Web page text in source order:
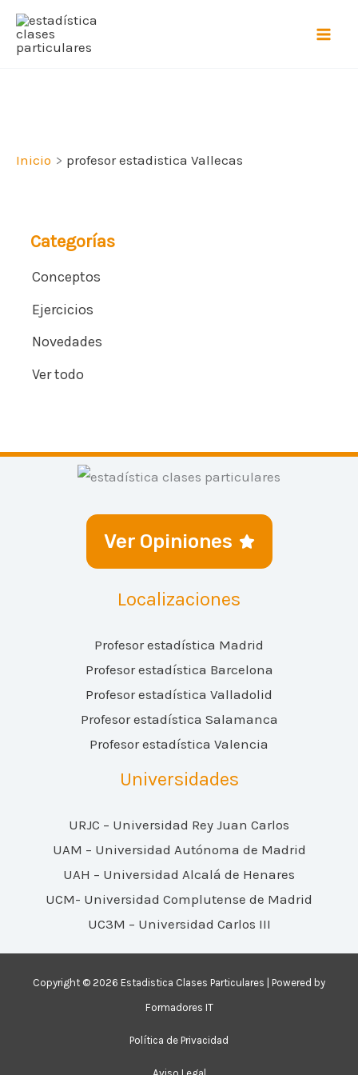
Inicio profesor estadistica Vallecas
Categorías
Conceptos
Ejercicios
Novedades
Ver todo
Ver Opiniones
Localizaciones
Profesor estadística Madrid
Profesor estadística Barcelona
Profesor estadística Valladolid
Profesor estadística Salamanca
Profesor estadística Valencia
Universidades
URJC – Universidad Rey Juan Carlos
UAM – Universidad Autónoma de Madrid
UAH – Universidad Alcalá de Henares
UCM- Universidad Complutense de Madrid
UC3M – Universidad Carlos III
Copyright © 2026 Estadistica Clases Particulares | Powered by
Formadores IT
Política de Privacidad